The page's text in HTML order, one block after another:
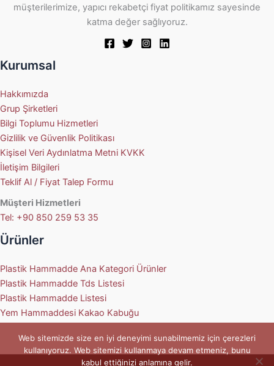
müşterilerimize, yapıcı rekabetçi fiyat politikamız sayesinde
katma değer sağlıyoruz.
Kurumsal
Hakkımızda
Grup Şirketleri
Bilgi Toplumu Hizmetleri
Gizlilik ve Güvenlik Politikası
Kişisel Veri Aydınlatma Metni KVKK
İletişim Bilgileri
Teklif Al / Fiyat Talep Formu
Müşteri Hizmetleri
Tel: +90 850 259 53 35
Ürünler
Plastik Hammadde Ana Kategori Ürünler
Plastik Hammadde Tds Listesi
Plastik Hammadde Listesi
Yem Hammaddesi Kakao Kabuğu
Web sitemizde size en iyi deneyimi sunabilmemiz için çerezleri
kullanıyoruz. Web sitemizi kullanmaya devam etmeniz, bunu
kabul ettiğinizi anlamına gelir.